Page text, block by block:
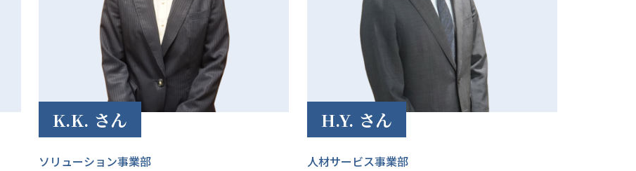
K.K. さん
ソリューション事業部
H.Y. さん
人材サービス事業部